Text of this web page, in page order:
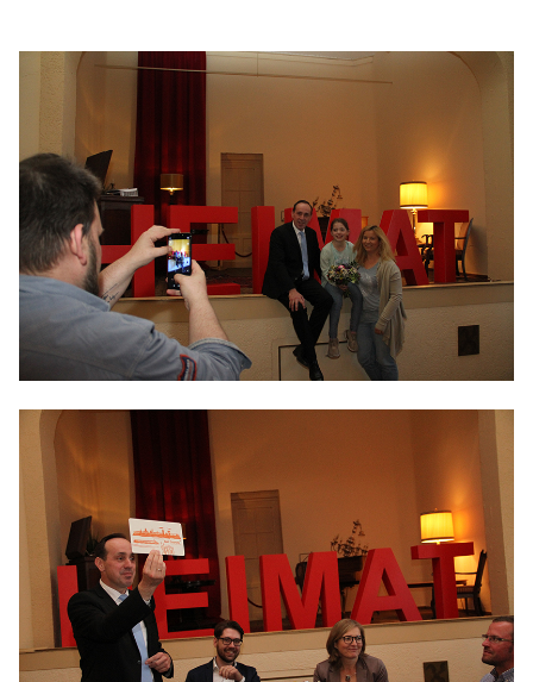
PARTEIGESCHICHTE
IN DER LANDESREGIERUNG
IM BUNDESTAG
IM EUROPÄISCHEN PARLAMENT
NEWSLETTER ABONNIEREN
BILDER
WICHTIGE BESCHLÜSSE DER CDU BRANDENBURG
PRESSE
SPENDEN
Mitglied werden